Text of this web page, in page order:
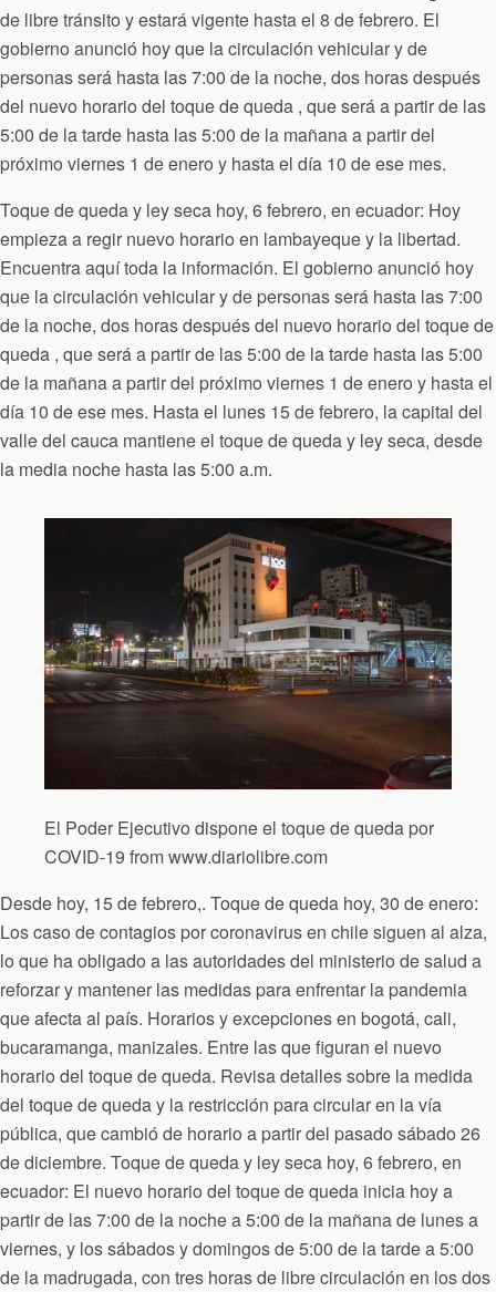
de libre tránsito y estará vigente hasta el 8 de febrero. El
gobierno anunció hoy que la circulación vehicular y de
personas será hasta las 7:00 de la noche, dos horas después
del nuevo horario del toque de queda , que será a partir de las
5:00 de la tarde hasta las 5:00 de la mañana a partir del
próximo viernes 1 de enero y hasta el día 10 de ese mes.
Toque de queda y ley seca hoy, 6 febrero, en ecuador: Hoy
empieza a regir nuevo horario en lambayeque y la libertad.
Encuentra aquí toda la información. El gobierno anunció hoy
que la circulación vehicular y de personas será hasta las 7:00
de la noche, dos horas después del nuevo horario del toque de
queda , que será a partir de las 5:00 de la tarde hasta las 5:00
de la mañana a partir del próximo viernes 1 de enero y hasta el
día 10 de ese mes. Hasta el lunes 15 de febrero, la capital del
valle del cauca mantiene el toque de queda y ley seca, desde
la media noche hasta las 5:00 a.m.
El Poder Ejecutivo dispone el toque de queda por
COVID-19 from www.diariolibre.com
Desde hoy, 15 de febrero,. Toque de queda hoy, 30 de enero:
Los caso de contagios por coronavirus en chile siguen al alza,
lo que ha obligado a las autoridades del ministerio de salud a
reforzar y mantener las medidas para enfrentar la pandemia
que afecta al país. Horarios y excepciones en bogotá, cali,
bucaramanga, manizales. Entre las que figuran el nuevo
horario del toque de queda. Revisa detalles sobre la medida
del toque de queda y la restricción para circular en la vía
pública, que cambió de horario a partir del pasado sábado 26
de diciembre. Toque de queda y ley seca hoy, 6 febrero, en
ecuador: El nuevo horario del toque de queda inicia hoy a
partir de las 7:00 de la noche a 5:00 de la mañana de lunes a
viernes, y los sábados y domingos de 5:00 de la tarde a 5:00
de la madrugada, con tres horas de libre circulación en los dos